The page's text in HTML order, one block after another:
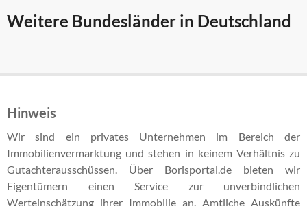
Weitere Bundesländer in Deutschland
Hinweis
Wir sind ein privates Unternehmen im Bereich der
Immobilienvermarktung und stehen in keinem Verhältnis zu
Gutachterausschüssen. Über Borisportal.de bieten wir
Eigentümern einen Service zur unverbindlichen
Werteinschätzung ihrer Immobilie an. Amtliche Auskünfte